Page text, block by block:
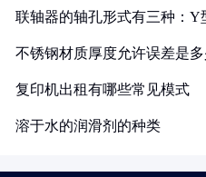
联轴器的轴孔形式有三种：Y
不锈钢材质厚度允许误差是
复印机出租有哪些常见模式
溶于水的润滑剂的种类